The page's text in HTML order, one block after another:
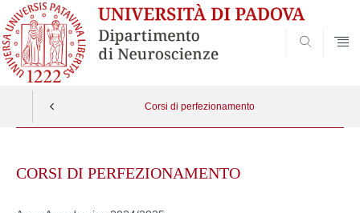
Corsi di perfezionamento
contentCORSI DI PERFEZIONAMENTO